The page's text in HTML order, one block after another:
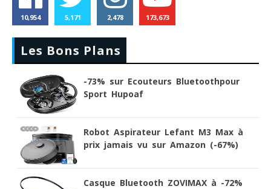
10,954 5,171 2,478 173,673
Les Bons Plans
-73% sur Ecouteurs Bluetoothpour
Sport Hupoaf
Robot Aspirateur Lefant M3 Max à
prix jamais vu sur Amazon (-67%)
Casque Bluetooth ZOVIMAX à -72%